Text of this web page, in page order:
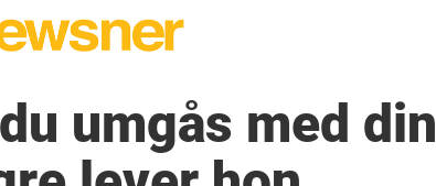
umgås med din